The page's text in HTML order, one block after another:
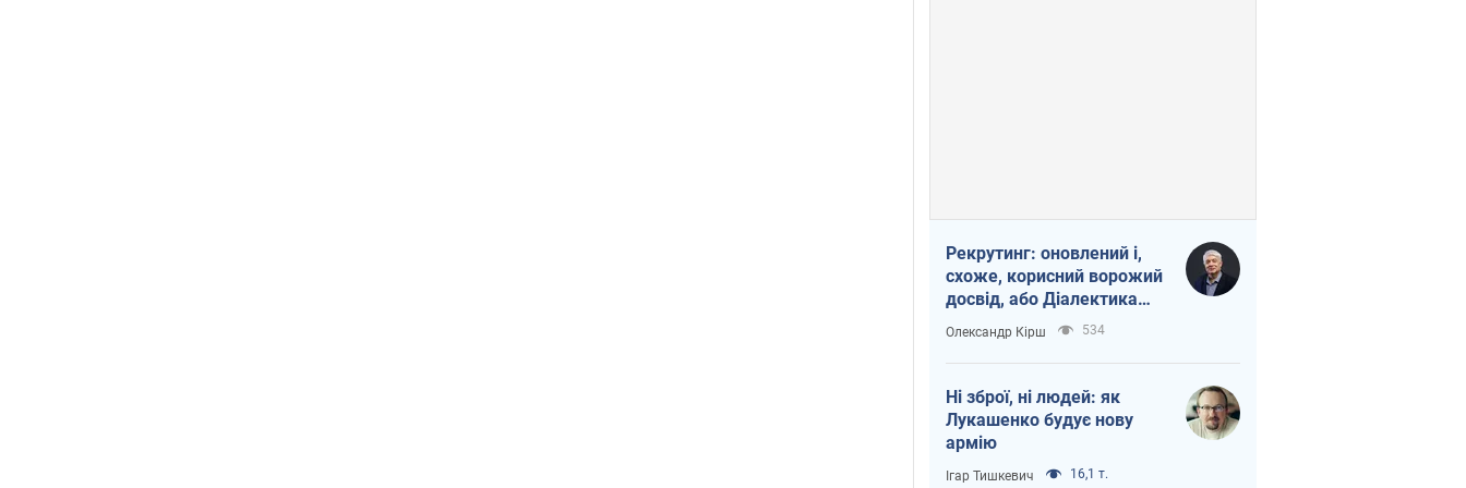
Рекрутинг: оновлений і,
схоже, корисний ворожий
досвід, або Діалектика
вибагливого боягузтва
Олександр Кірш 534
Ні зброї, ні людей: як
Лукашенко будує нову
армію
Ігар Тишкевич 16,1 т.